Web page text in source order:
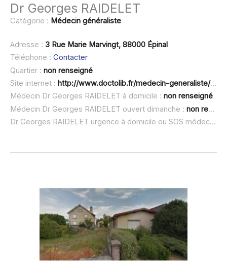
Dr Georges RAIDELET
Catégorie : Médecin généraliste
Adresse : 3 Rue Marie Marvingt, 88000 Épinal
Téléphone : Contacter
Quartier : non renseigné
Site internet : http://www.doctolib.fr/medecin-generaliste/epinal/georges-raidelet
Médecin Dr Georges RAIDELET à domicile : non renseigné
Médecin Dr Georges RAIDELET ouvert dimanche : non renseigné
Dr Georges RAIDELET urgence à domicile ou SOS médecin :